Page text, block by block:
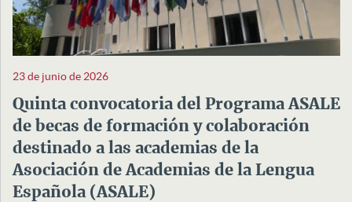
23 de junio de 2026
Quinta convocatoria del Programa ASALE
de becas de formación y colaboración
destinado a las academias de la
Asociación de Academias de la Lengua
Española (ASALE)